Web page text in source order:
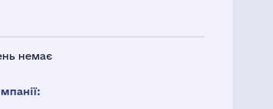
немає